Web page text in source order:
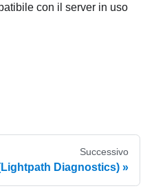
con il server in uso
Successivo
Diagnostics)